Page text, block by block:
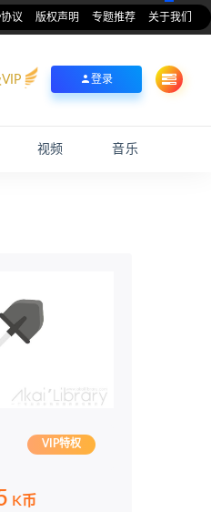
议 版权声明 专题推荐 关于我们
登录
视频 音乐
VIP特权
K币